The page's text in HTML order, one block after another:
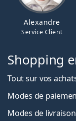
Alexandre
Service Client
Shopping
Tout sur vos
Modes de
Modes de livraison